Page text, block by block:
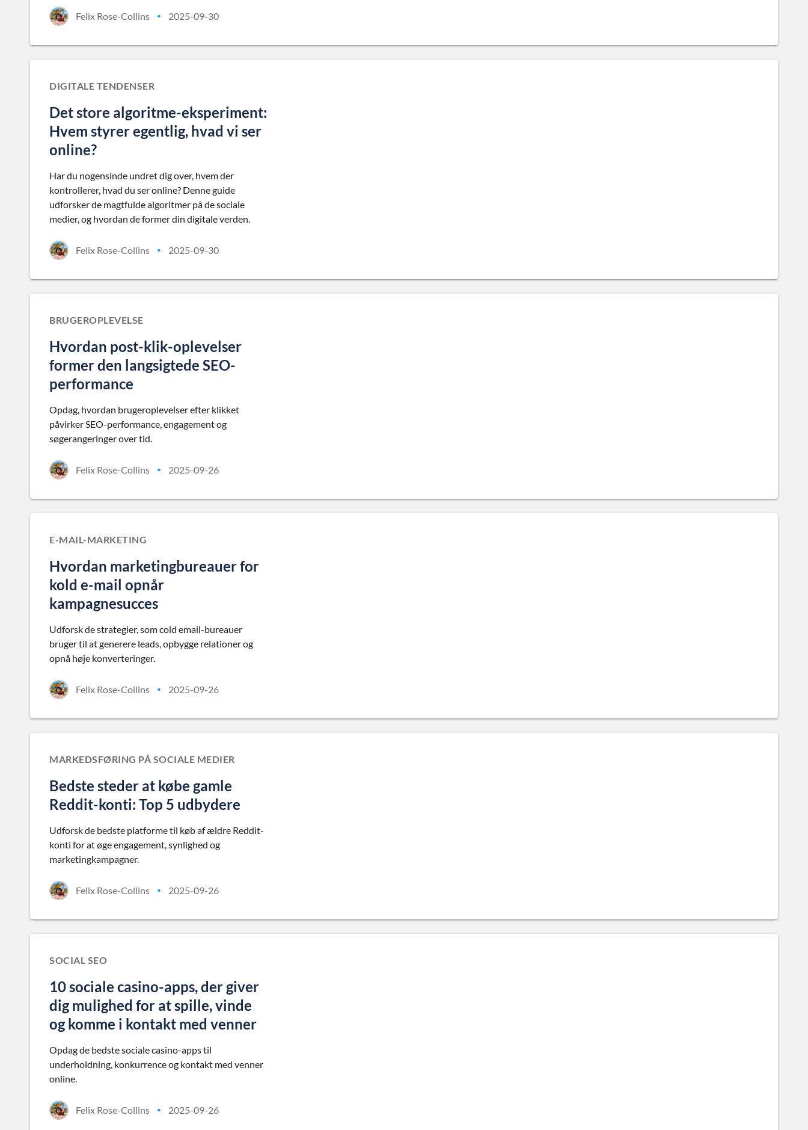
Felix Rose-Collins • 2025-09-30
DIGITALE TENDENSER
Det store algoritme-eksperiment:
Hvem styrer egentlig, hvad vi ser
online?
Har du nogensinde undret dig over, hvem der
kontrollerer, hvad du ser online? Denne guide
udforsker de magtfulde algoritmer på de sociale
medier, og hvordan de former din digitale verden.
Felix Rose-Collins • 2025-09-30
BRUGEROPLEVELSE
Hvordan post-klik-oplevelser
former den langsigtede SEO-
performance
Opdag, hvordan brugeroplevelser efter klikket
påvirker SEO-performance, engagement og
søgerangeringer over tid.
Felix Rose-Collins • 2025-09-26
E-MAIL-MARKETING
Hvordan marketingbureauer for
kold e-mail opnår
kampagnesucces
Udforsk de strategier, som cold email-bureauer
bruger til at generere leads, opbygge relationer og
opnå høje konverteringer.
Felix Rose-Collins • 2025-09-26
MARKEDSFØRING PÅ SOCIALE MEDIER
Bedste steder at købe gamle
Reddit-konti: Top 5 udbydere
Udforsk de bedste platforme til køb af ældre Reddit-
konti for at øge engagement, synlighed og
marketingkampagner.
Felix Rose-Collins • 2025-09-26
SOCIAL SEO
10 sociale casino-apps, der giver
dig mulighed for at spille, vinde
og komme i kontakt med venner
Opdag de bedste sociale casino-apps til
underholdning, konkurrence og kontakt med venner
online.
Felix Rose-Collins • 2025-09-26